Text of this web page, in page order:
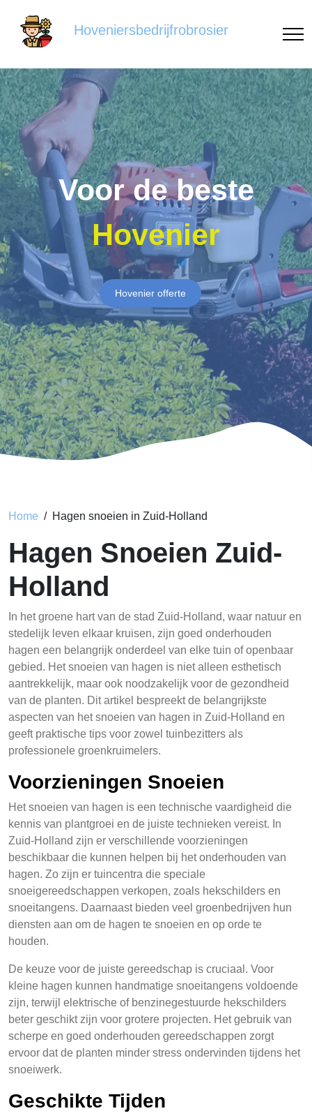
Hoveniersbedrijfrobrosier
Voor de beste
Hovenier
Hovenier offerte
Home Hagen snoeien in Zuid-Holland
Hagen Snoeien Zuid-
Holland
In het groene hart van de stad Zuid-Holland, waar natuur en
stedelijk leven elkaar kruisen, zijn goed onderhouden
hagen een belangrijk onderdeel van elke tuin of openbaar
gebied. Het snoeien van hagen is niet alleen esthetisch
aantrekkelijk, maar ook noodzakelijk voor de gezondheid
van de planten. Dit artikel bespreekt de belangrijkste
aspecten van het snoeien van hagen in Zuid-Holland en
geeft praktische tips voor zowel tuinbezitters als
professionele groenkruimelers.
Voorzieningen Snoeien
Het snoeien van hagen is een technische vaardigheid die
kennis van plantgroei en de juiste technieken vereist. In
Zuid-Holland zijn er verschillende voorzieningen
beschikbaar die kunnen helpen bij het onderhouden van
hagen. Zo zijn er tuincentra die speciale
snoeigereedschappen verkopen, zoals hekschilders en
snoeitangens. Daarnaast bieden veel groenbedrijven hun
diensten aan om de hagen te snoeien en op orde te
houden.
De keuze voor de juiste gereedschap is cruciaal. Voor
kleine hagen kunnen handmatige snoeitangens voldoende
zijn, terwijl elektrische of benzinegestuurde hekschilders
beter geschikt zijn voor grotere projecten. Het gebruik van
scherpe en goed onderhouden gereedschappen zorgt
ervoor dat de planten minder stress ondervinden tijdens het
snoeiwerk.
Geschikte Tijden